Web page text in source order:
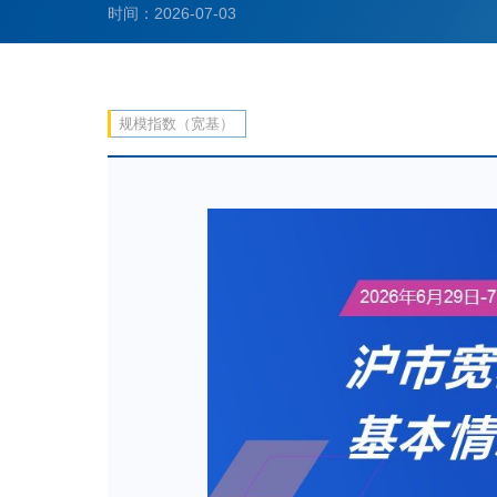
时间：2026-07-03
规模指数（宽基）